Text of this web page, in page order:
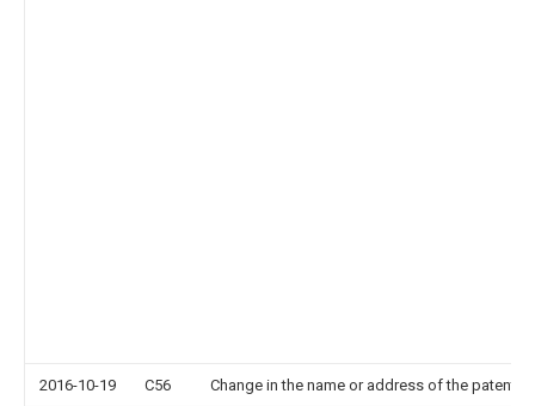
2016-10-19 C56 Change in the name or address of the patentee